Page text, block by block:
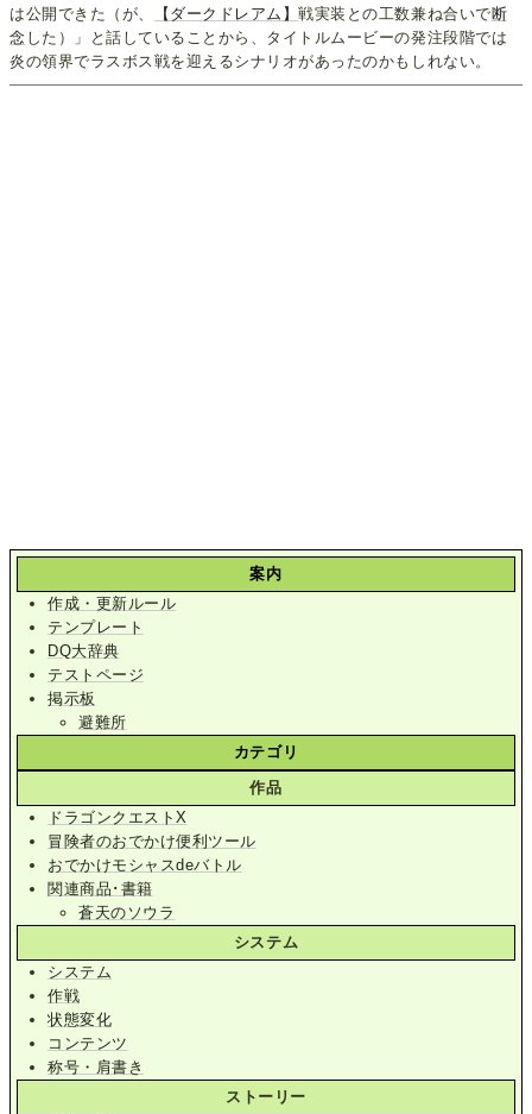
は公開できた（が、 【ダークドレアム】戦実装との工数兼ね合いで断
念 した）」と話していることから、タイトルムービーの発注段階では
炎の領界でラスボス戦を迎えるシナリオがあったのかもしれない。
案内
作成・更新ルール
テンプレート
DQ大辞典
テストページ
掲示板
避難所
カテゴリ
作品
ドラゴンクエストX
冒険者のおでかけ便利ツール
おでかけモシャスdeバトル
関連商品･書籍
蒼天のソウラ
システム
システム
作戦
状態変化
コンテンツ
称号・肩書き
ストーリー